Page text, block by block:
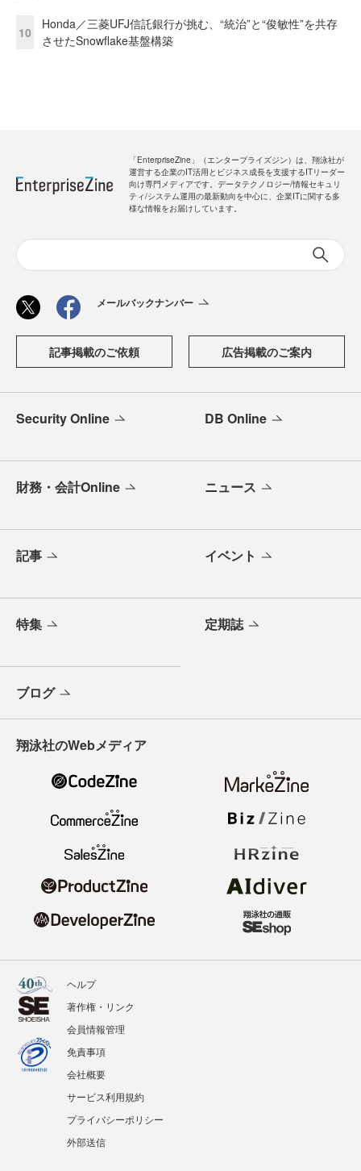
10
Honda／三菱UFJ信託銀行が挑む、“統治”と“俊敏性”を共存
させたSnowflake基盤構築
「EnterpriseZine」（エンタープライズジン）は、翔泳社が
運営する企業のIT活用とビジネス成長を支援するITリーダー
向け専門メディアです。データテクノロジー/情報セキュリ
ティ/システム運用の最新動向を中心に、企業ITに関する多
様な情報をお届けしています。
メールバックナンバー
記事掲載のご依頼 広告掲載のご案内
Security Online DB Online
財務・会計Online ニュース
記事 イベント
特集 定期誌
ブログ
翔泳社のWebメディア
ヘルプ
著作権・リンク
会員情報管理
免責事項
会社概要
サービス利用規約
プライバシーポリシー
外部送信